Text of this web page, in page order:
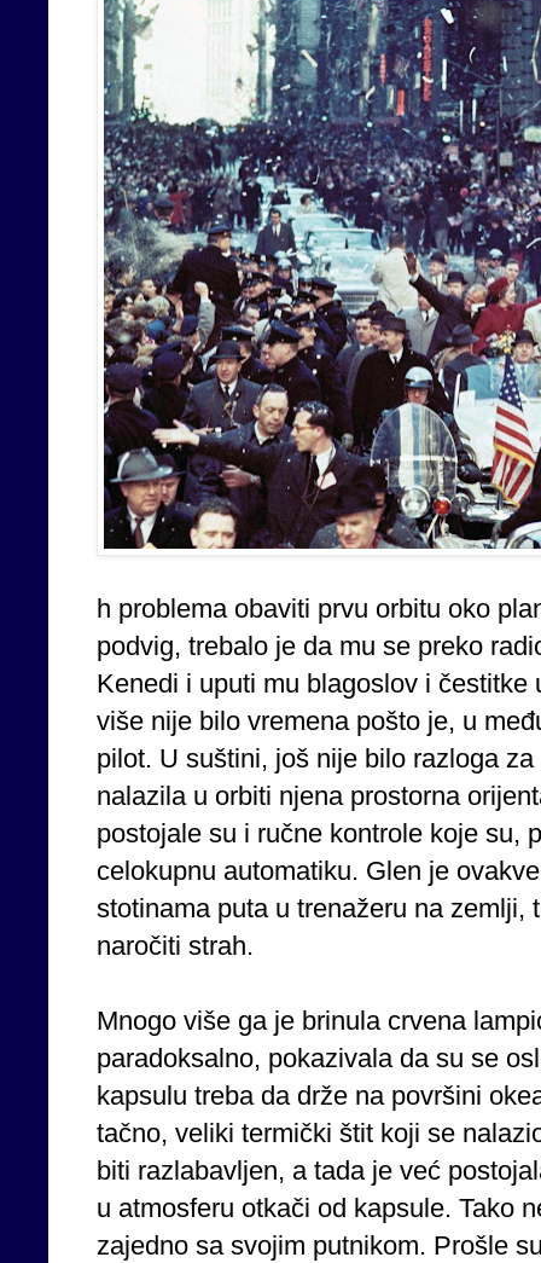
h problema obaviti prvu orbitu oko
podvig, trebalo je da mu se preko
Kenedi i uputi mu blagoslov i
više nije bilo vremena pošto je, u
pilot. U suštini, još nije bilo razloga
nalazila u orbiti njena prostorna
postojale su i ručne kontrole koje su,
celokupnu automatiku. Glen je
stotinama puta u trenažeru na zemlji,
naročiti strah.
Mnogo više ga je brinula crvena
paradoksalno, pokazivala da su se
kapsulu treba da drže na površini
tačno, veliki termički štit koji se
biti razlabavljen, a tada je već
u atmosferu otkači od kapsule. Tako
zajedno sa svojim putnikom. Prošle